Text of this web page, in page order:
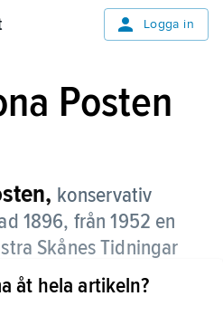
Logga in
Posten
konservativ
1896, från 1952 en
Skånes Tidningar
denna en edition
åt hela artikeln?